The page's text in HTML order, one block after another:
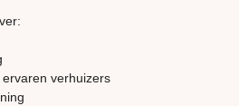
verhuizers